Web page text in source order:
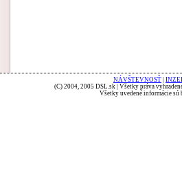
NÁVŠTEVNOSŤ
(C) 2004, 2005 DSL.sk | Všetky práva
Všetky uvedené informácie sú